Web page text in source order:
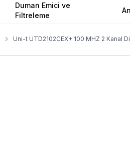
Duman Emici ve
Filtreleme
Uni-t UTD2102CEX+ 100 MHZ 2 Kanal